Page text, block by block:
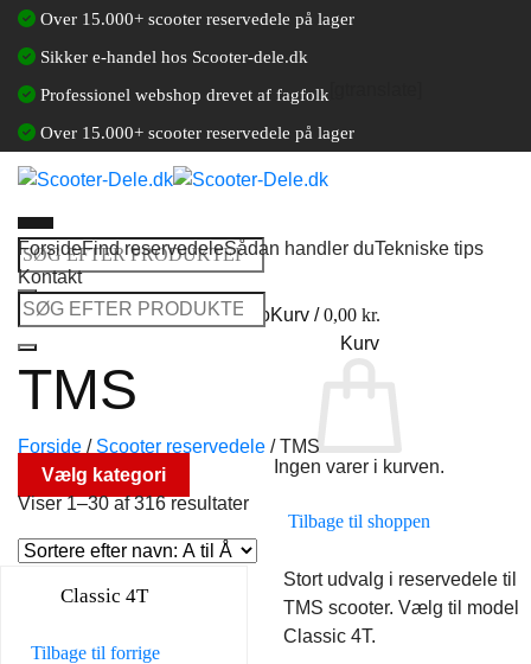
Fortsæt
indhold
Over 15.000+ scooter reservedele på lager
Sikker e-handel hos Scooter-dele.dk
Professionel webshop drevet af fagfolk
Over 15.000+ scooter reservedele på lager
Søg
efter:
Log ind / Opret en kundekontoKurv /0,00 kr.
Kurv
Ingen varer i kurven.
Tilbage til shoppen
ForsideFind reservedeleSådan handler duTekniske tips
Kontakt
Søg
efter:
TMS
Forside / Scooter reservedele /TMS
Vælg kategori
Viser 1–30 af 316 resultater
Classic 4T
Tilbage til forrige
Stort udvalg i reservedele til
TMS scooter. Vælg til model
Classic 4T.